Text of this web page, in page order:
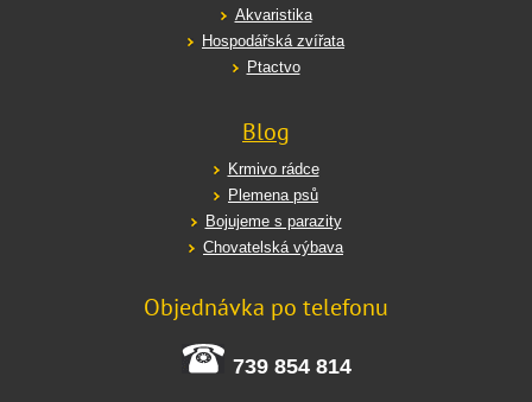
Akvaristika
Hospodářská zvířata
Ptactvo
Blog
Krmivo rádce
Plemena psů
Bojujeme s parazity
Chovatelská výbava
Objednávka po telefonu
739 854 814